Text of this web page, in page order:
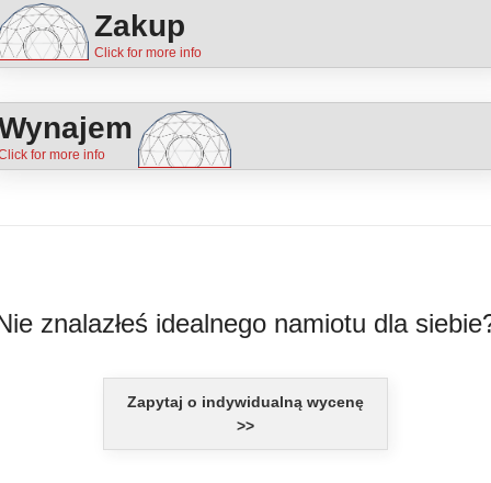
Zakup
znalazłeś idealnego namiotu dla
Zapytaj o indywidualną wycenę
>>